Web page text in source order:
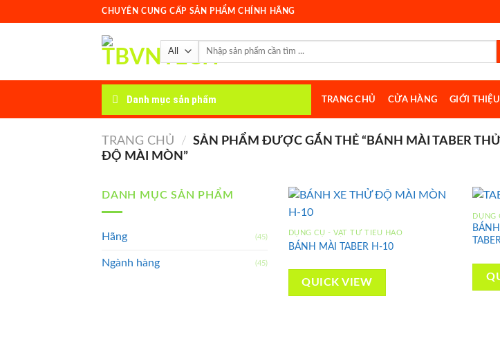
to
CHUYÊN CUNG CẤP SẢN PHẨM CHÍNH HÃNG
Tìm
Danh mục sản phẩm TRANG CHỦ CỬA HÀNG GIỚI THIỆU
TRANG CHỦ / SẢN PHẨM ĐƯỢC GẮN THẺ “BÁNH MÀI TABER
ĐỘ MÀI MÒN”
DANH MỤC SẢN PHẨM
Hãng (45)
Ngành hàng (45)
DỤNG CỤ - VẬT TƯ TIÊU HAO
BÁNH MÀI TABER H-10
QUICK VIEW
DỤNG